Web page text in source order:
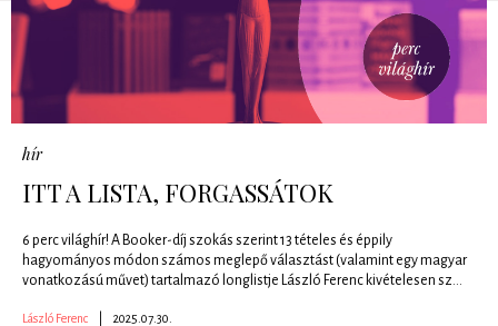
hír
ITT A LISTA, FORGASSÁTOK
6 perc világhír! A Booker-díj szokás szerint 13 tételes és éppily
hagyományos módon számos meglepő választást (valamint egy magyar
vonatkozású művet) tartalmazó longlistje László Ferenc kivételesen sz...
László Ferenc 2025.07.30.